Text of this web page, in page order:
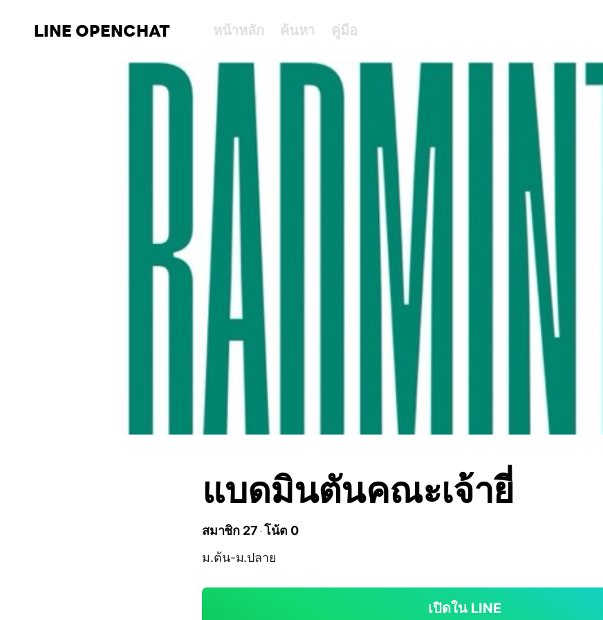
LINE OPENCHAT หน้าหลัก ค้นหา คู่มือ
แบดมินตันคณะเจ้ายี่
สมาชิก 27 โน้ต 0
ม.ต้น-ม.ปลาย
เปิดใน LINE